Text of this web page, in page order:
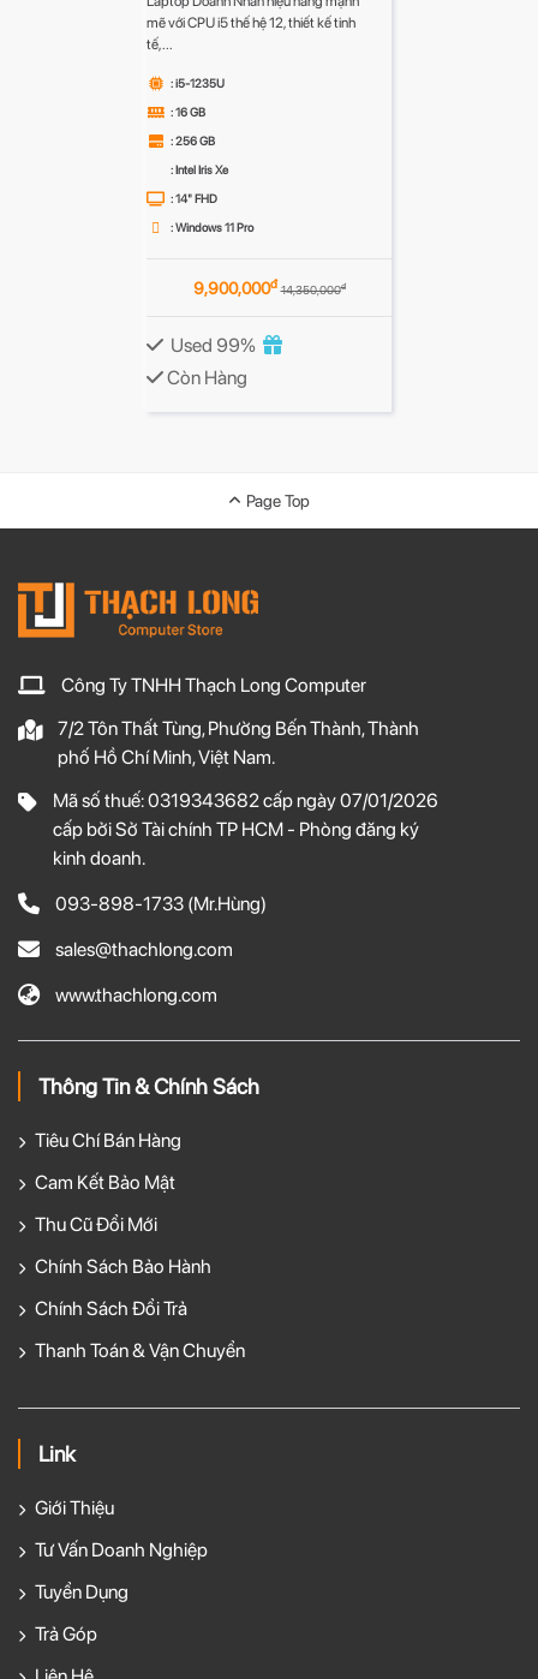
mẽ với CPU i5 thế hệ 12, thiết kế tinh
tế,...
: i5-1235U
: 16 GB
: 256 GB
: Intel Iris Xe
: 14" FHD
: Windows 11 Pro
9,900,000đ 14,350,000đ
Used 99%
Còn Hàng
Page Top
Công Ty TNHH Thạch Long Computer
7/2 Tôn Thất Tùng, Phường Bến Thành, Thành
phố Hồ Chí Minh, Việt Nam.
Mã số thuế: 0319343682 cấp ngày 07/01/2026
cấp bởi Sở Tài chính TP HCM - Phòng đăng ký
kinh doanh.
093-898-1733 (Mr.Hùng)
sales@thachlong.com
www.thachlong.com
Thông Tin & Chính Sách
Tiêu Chí Bán Hàng
Cam Kết Bảo Mật
Thu Cũ Đổi Mới
Chính Sách Bảo Hành
Chính Sách Đổi Trả
Thanh Toán & Vận Chuyển
Link
Giới Thiệu
Tư Vấn Doanh Nghiệp
Tuyển Dụng
Trả Góp